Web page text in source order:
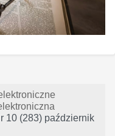
10 (283) październik